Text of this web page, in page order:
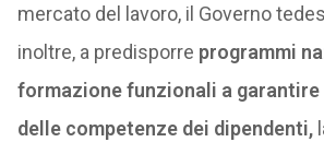
mercato del lavoro, il Governo
inoltre, a predisporre programmi
formazione funzionali a garantire
delle competenze dei dipendenti,